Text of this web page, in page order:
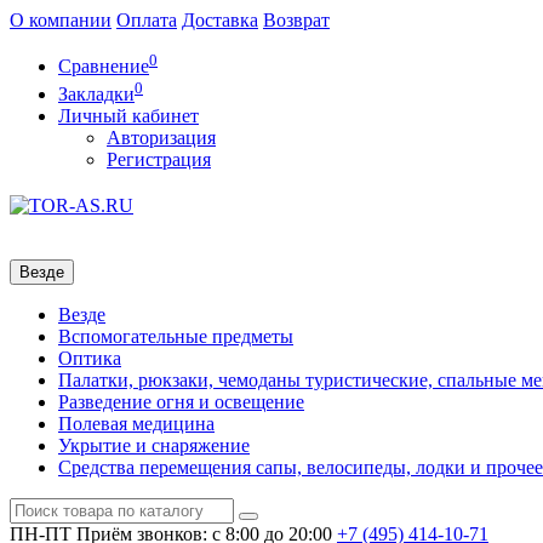
О компании Оплата Доставка Возврат
Сравнение0
Закладки0
Личный кабинет
Авторизация
Регистрация
Везде
Везде
Вспомогательные предметы
Оптика
Палатки, рюкзаки, чемоданы туристические, спальные
Разведение огня и освещение
Полевая медицина
Укрытие и снаряжение
Средства перемещения сапы, велосипеды, лодки и прочее
ПН-ПТ Приём звонков: с 8:00 до 20:00 +7 (495) 414-10-71